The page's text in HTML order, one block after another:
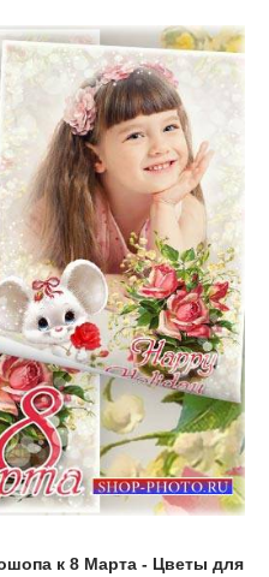
к 8 Марта - Цветы для